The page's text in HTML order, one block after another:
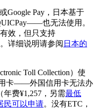
Google Pay，日本基于
也无法使用。
效，但只支持
详细说明请参阅 日本的
Toll Collection）使
卡——外国信用卡无法办
（年费¥1,257，另需最低
民可以申请。没有ETC，